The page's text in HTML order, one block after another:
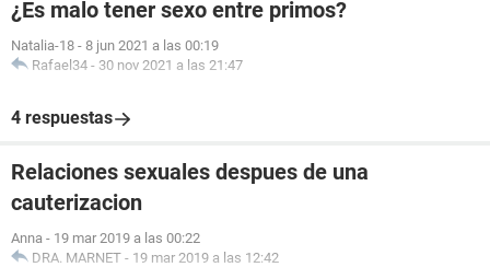
¿Es malo tener sexo entre primos?
Natalia-18 - 8 jun 2021 a las 00:19
Rafael34 - 30 nov 2021 a las 21:47
4 respuestas
Relaciones sexuales despues de una
cauterizacion
Anna - 19 mar 2019 a las 00:22
DRA. MARNET - 19 mar 2019 a las 12:42